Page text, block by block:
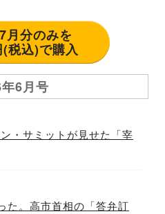
月分のみを
円(税込)で購入
6月号
・サミットが見せた「宰
た。高市首相の「答弁訂